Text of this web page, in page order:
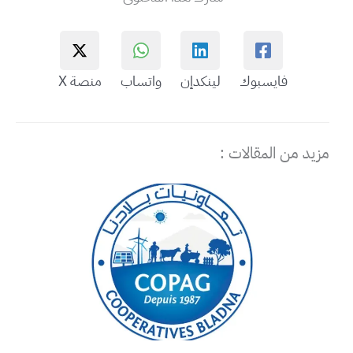
فايسبوك لينكدإن واتساب منصة X
مزيد من المقالات :